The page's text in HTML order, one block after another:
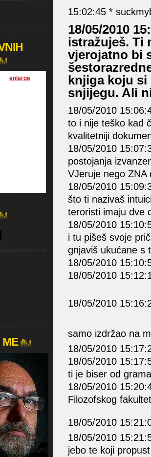
15:02:45 *
18/05/2010
istražuješ. Ti
vjerojatno bi
knjiga koju si
snjijegu. Ali
18/05/2010
to i nije teško kad
kvalitetniji
18/05/2010
postojanja
VJeruje nego ZNA
18/05/2010
što ti nazivaš
teroristi imaju dve
18/05/2010
i tu pišeš svoje
gnjaviš ukućane s
18/05/2010
18/05/2010
18/05/2010
samo izdržao na
18/05/2010
18/05/2010
ti je biser od
18/05/2010
Filozofskog
18/05/2010
18/05/2010
jebo te koji
[enlarge
ME